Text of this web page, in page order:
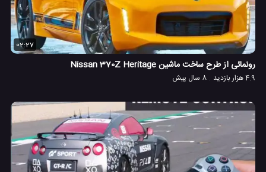
02:27
رونمائی از طرح ساخت ماشین Nissan 370Z Heritage
4.9 هزار بازدید 8 سال پیش